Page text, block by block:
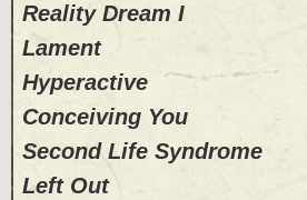
Reality Dream I
Lament
Hyperactive
Conceiving You
Second Life Syndrome
Left Out